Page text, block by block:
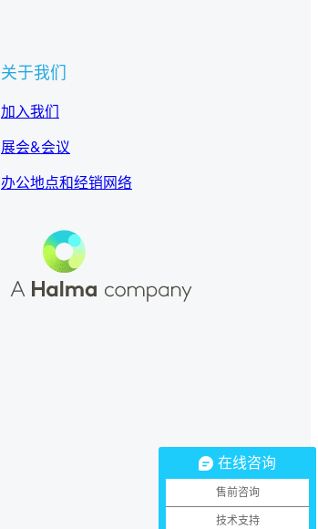
关于我们
加入我们
展会&会议
办公地点和经销网络
Youku Bilibili WeChat
在线咨询
售前咨询
技术支持